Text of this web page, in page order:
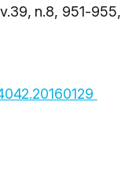
v.39, n.8, 951-955,